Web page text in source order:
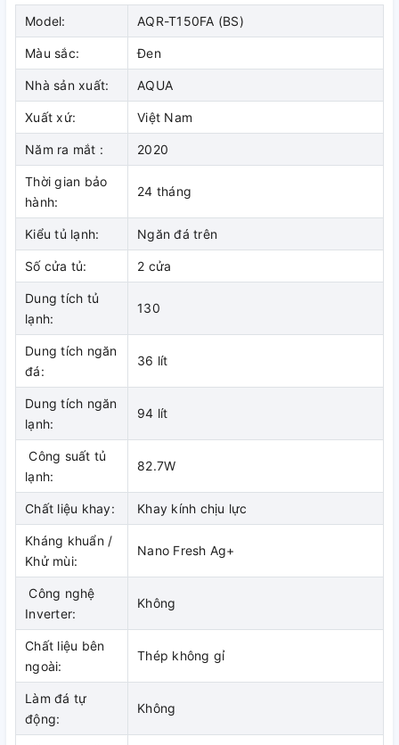
dụng cho người sử dụng, nhờ đó mà những luồng khí lạnh
được phân bố rộng rãi ở các ngăn.
Hệ thống đèn LED bền, ít tỏa nhiệt
và tiết kiệm năng lượng
Đây là tính năng được hãng AQUA trang bị thêm,
đèn giúp người sử dụng dễ quan sát hơn trong việc lấy thực
phẩm.
Chất liệu khay bằng kính chịu lực
tốt, dễ dàng di chuyển
Model: AQR-T150FA (BS)
Màu sắc: Đen
Nhà sản xuất: AQUA
Xuất xứ: Việt Nam
Năm ra mắt : 2020
Thời gian bảo
hành:
24 tháng
Kiểu tủ lạnh: Ngăn đá trên
Số cửa tủ: 2 cửa
Dung tích tủ
lạnh:
130
Dung tích ngăn
đá:
36 lít
Dung tích ngăn
lạnh:
94 lít
Công suất tủ
lạnh:
82.7W
Chất liệu khay: Khay kính chịu lực
Kháng khuẩn /
Khử mùi:
Nano Fresh Ag+
Công nghệ
Inverter:
Không
Chất liệu bên
ngoài:
Thép không gỉ
Làm đá tự
động:
Không